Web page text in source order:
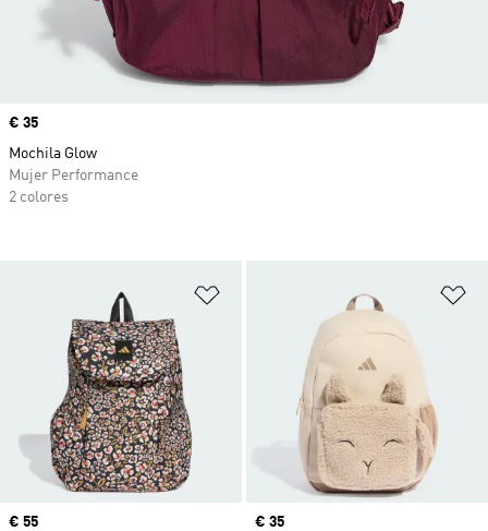
Añadir a la lista de deseos
Precio
€ 55
Precio
€ 35
Precio
€ 35
Mochila Glow
Mujer Performance
2 colores